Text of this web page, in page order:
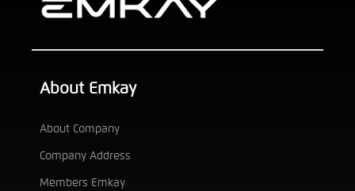
About Emkay
About Company
Company Address
Members Emkay